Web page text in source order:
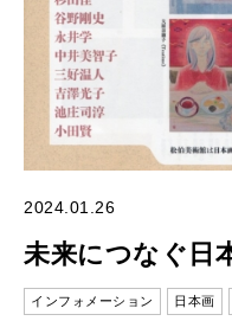
2024.01.26
未来につなぐ日
インフォメーション 日本画